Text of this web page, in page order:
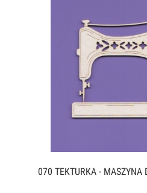
070 TEKTURKA - MASZYNA